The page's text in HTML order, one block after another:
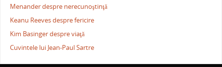
Menander despre nerecunoştinţă
Keanu Reeves despre fericire
Kim Basinger despre viaţă
Cuvintele lui Jean-Paul Sartre